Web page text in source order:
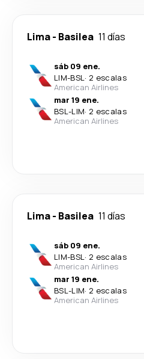
Lima- Basilea 11 días
sáb 09 ene.
LIM-BSL· 2 escalas
American Airlines
mar 19 ene.
BSL-LIM· 2 escalas
American Airlines
Lima- Basilea 11 días
sáb 09 ene.
LIM-BSL· 2 escalas
American Airlines
mar 19 ene.
BSL-LIM· 2 escalas
American Airlines